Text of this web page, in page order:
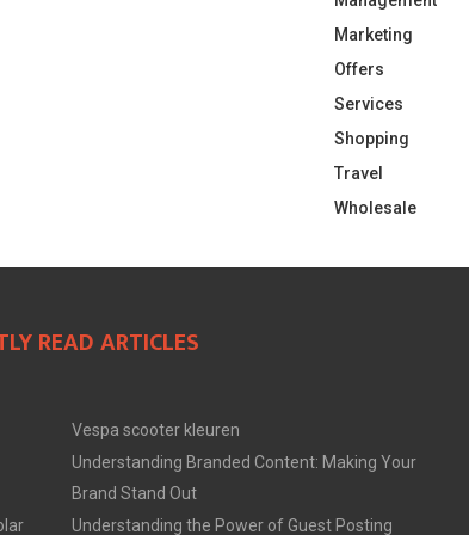
Marketing
Offers
Services
Shopping
Travel
Wholesale
READ ARTICLES
Vespa scooter kleuren
Understanding Branded Content: Making Your
Brand Stand Out
Understanding the Power of Guest Posting